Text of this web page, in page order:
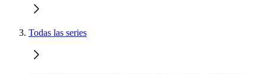
Todas las series